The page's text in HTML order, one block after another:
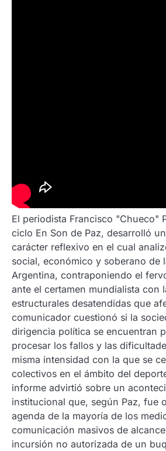
El periodista Francisco "Chueco"
ciclo En Son de Paz, desarrolló
carácter reflexivo en el cual
social, económico y soberano de
Argentina, contraponiendo el
ante el certamen mundialista con
estructurales desatendidas que
comunicador cuestionó si la
dirigencia política se encuentran
procesar los fallos y las
misma intensidad con la que se
colectivos en el ámbito del
informe advirtió sobre un
institucional que, según Paz, fue
agenda de la mayoría de los
comunicación masivos de
incursión no autorizada de un